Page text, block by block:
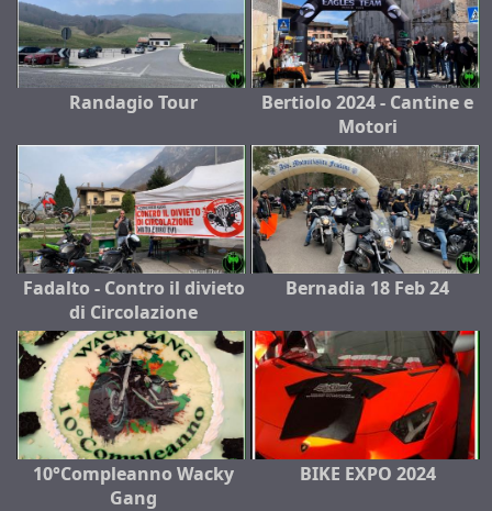
Randagio Tour
Bertiolo 2024 - Cantine e
Motori
Fadalto - Contro il divieto
di Circolazione
Bernadia 18 Feb 24
10°Compleanno Wacky
Gang
BIKE EXPO 2024